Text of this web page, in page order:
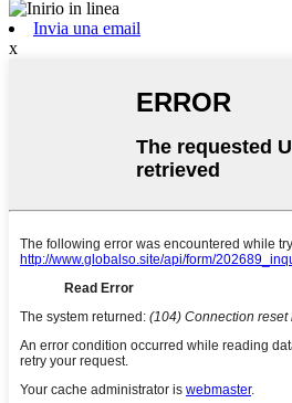
Invia una email
x